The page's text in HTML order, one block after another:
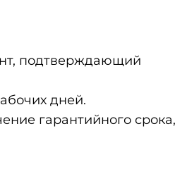
подтверждающий
дней.
гарантийного срока,